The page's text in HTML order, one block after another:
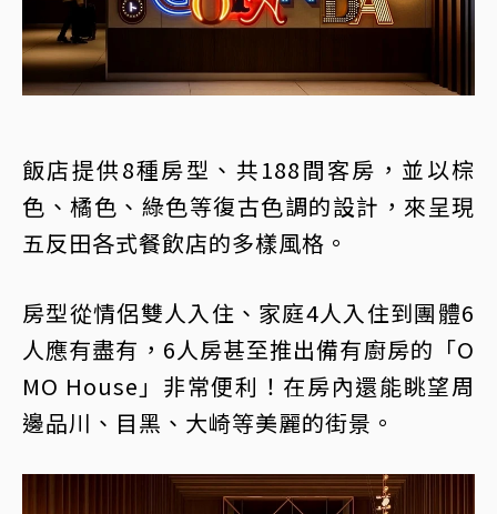
飯店提供8種房型、共188間客房，並以棕
色、橘色、綠色等復古色調的設計，來呈現
五反田各式餐飲店的多樣風格。
房型從情侶雙人入住、家庭4人入住到團體6
人應有盡有，6人房甚至推出備有廚房的「O
MO House」非常便利！在房內還能眺望周
邊品川、目黑、大崎等美麗的街景。